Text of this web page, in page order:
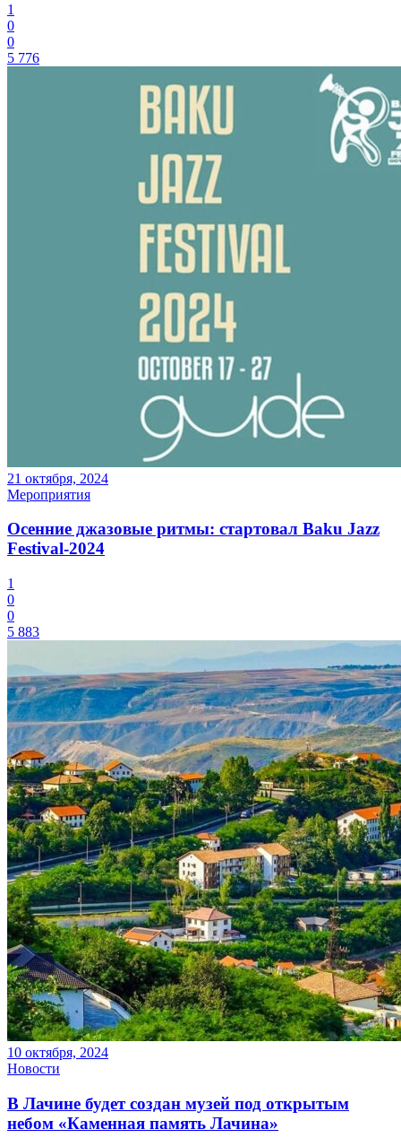
1
0
0
5 776
21 октября, 2024
Мероприятия
Осенние джазовые ритмы: стартовал Baku Jazz
Festival-2024
1
0
0
5 883
10 октября, 2024
Новости
В Лачине будет создан музей под открытым
небом «Каменная память Лачина»